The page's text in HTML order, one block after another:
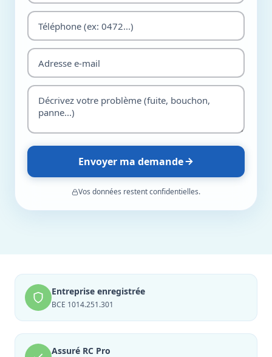
Envoyer ma demande
Vos données restent confidentielles.
Entreprise enregistrée
BCE 1014.251.301
Assuré RC Pro